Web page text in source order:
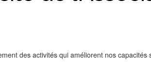
des activités qui améliorent nos capacités